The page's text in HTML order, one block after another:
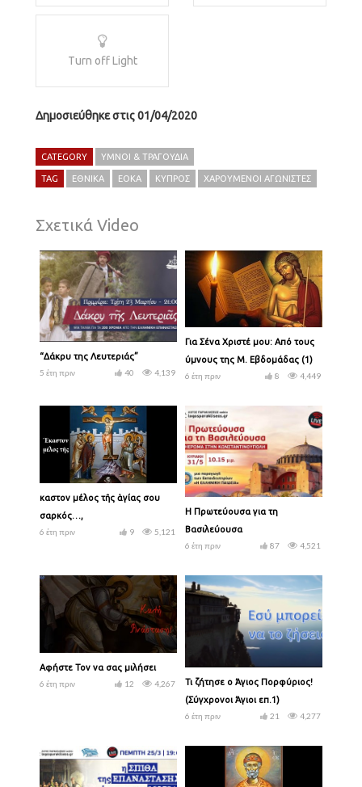
Turn off Light
Δημοσιεύθηκε στις 01/04/2020
CATEGORY ΎΜΝΟΙ & ΤΡΑΓΟΎΔΙΑ
TAG ΕΘΝΙΚΆ ΕΟΚΑ ΚΎΠΡΟΣ ΧΑΡΟΎΜΕΝΟΙ ΑΓΩΝΙΣΤΈΣ
Σχετικά Video
“Δάκρυ της Λευτεριάς”
5 έτη πριν
4,139
40
Για Σένα Χριστέ μου: Από τους
ύμνους της Μ. Εβδομάδας (1)
6 έτη πριν
4,449
8
Ἕκαστον μέλος τῆς ἁγίας σου
σαρκός…,
6 έτη πριν
5,121
9
Η Πρωτεύουσα για τη
Βασιλεύουσα
6 έτη πριν
4,521
87
Αφήστε Τον να σας μιλήσει
6 έτη πριν
4,267
12
Τι ζήτησε ο Άγιος Πορφύριος!
(Σύγχρονοι Άγιοι επ.1)
6 έτη πριν
4,277
21